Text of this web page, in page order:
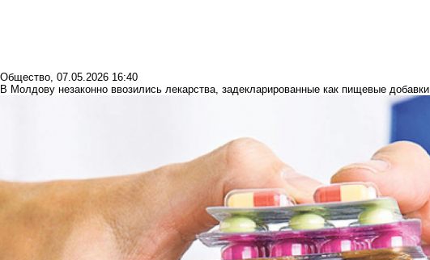
Общество, 07.05.2026 16:40
В Молдову незаконно ввозились лекарства, задекларированные как пищевые добавки